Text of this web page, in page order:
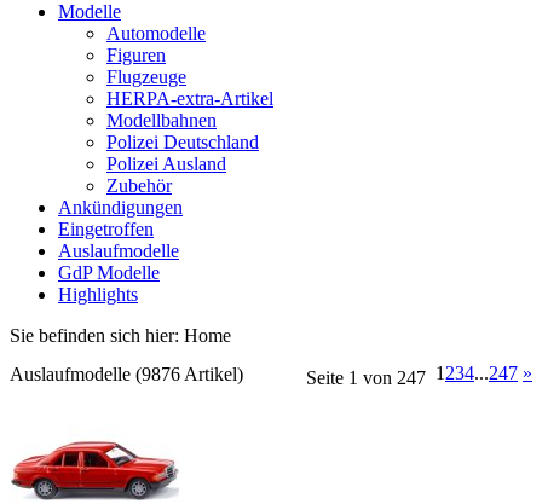
Modelle
Automodelle
Figuren
Flugzeuge
HERPA-extra-Artikel
Modellbahnen
Polizei Deutschland
Polizei Ausland
Zubehör
Ankündigungen
Eingetroffen
Auslaufmodelle
GdP Modelle
Highlights
Sie befinden sich hier: Home
Auslaufmodelle (9876 Artikel)
Seite 1 von 247 1 234...247 »